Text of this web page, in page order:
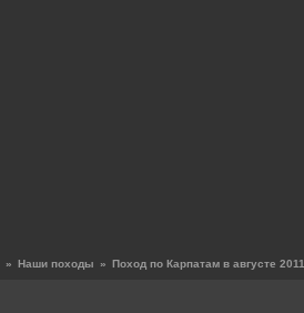
» Наши походы » Поход по Карпатам в августе 2011